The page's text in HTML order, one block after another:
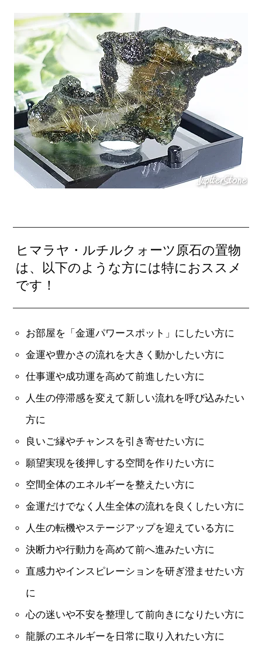
ヒマラヤ・ルチルクォーツ原石の置物
は、以下のような方には特におススメ
です！
お部屋を「金運パワースポット」にしたい方に
金運や豊かさの流れを大きく動かしたい方に
仕事運や成功運を高めて前進したい方に
人生の停滞感を変えて新しい流れを呼び込みたい
方に
良いご縁やチャンスを引き寄せたい方に
願望実現を後押しする空間を作りたい方に
空間全体のエネルギーを整えたい方に
金運だけでなく人生全体の流れを良くしたい方に
人生の転機やステージアップを迎えている方に
決断力や行動力を高めて前へ進みたい方に
直感力やインスピレーションを研ぎ澄ませたい方
に
心の迷いや不安を整理して前向きになりたい方に
龍脈のエネルギーを日常に取り入れたい方に